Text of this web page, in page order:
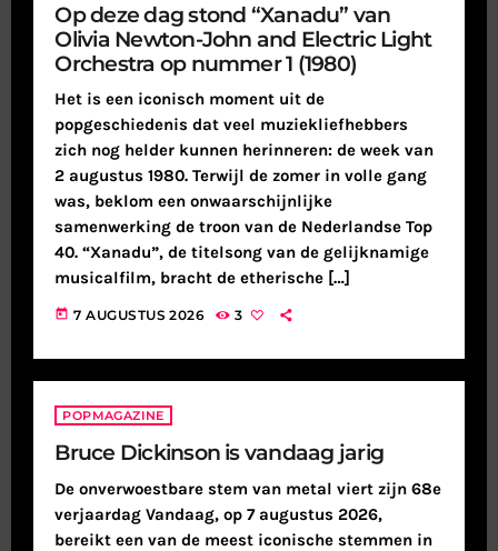
Op deze dag stond “Xanadu” van
Olivia Newton-John and Electric Light
Orchestra op nummer 1 (1980)
Het is een iconisch moment uit de
popgeschiedenis dat veel muziekliefhebbers
zich nog helder kunnen herinneren: de week van
2 augustus 1980. Terwijl de zomer in volle gang
was, beklom een onwaarschijnlijke
samenwerking de troon van de Nederlandse Top
40. “Xanadu”, de titelsong van de gelijknamige
musicalfilm, bracht de etherische […]
today 7 AUGUSTUS 2026 3
POPMAGAZINE
Bruce Dickinson is vandaag jarig
De onverwoestbare stem van metal viert zijn 68e
verjaardag Vandaag, op 7 augustus 2026,
bereikt een van de meest iconische stemmen in